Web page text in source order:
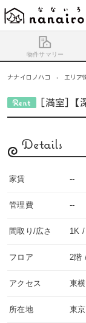
物件サマリー
ナナイロノハコ › エリア
[満室]【
Details
家賃 --
管理費 --
間取り/広さ 1K /
フロア 2階
アクセス 東
所在地 東